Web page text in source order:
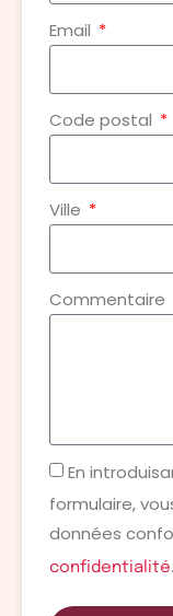
Email
Code postal
Ville
Commentaire
En
formulaire,
données
confidentialité.